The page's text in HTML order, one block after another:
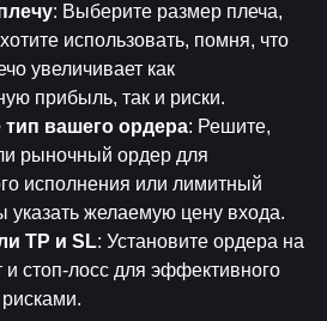
: Выберите размер плеча,
использовать, помня, что
увеличивает как
прибыль, так и риски.
тип вашего ордера: Решите,
рыночный ордер для
исполнения или лимитный
указать желаемую цену входа.
TP и SL: Установите ордера на
и стоп-лосс для эффективного